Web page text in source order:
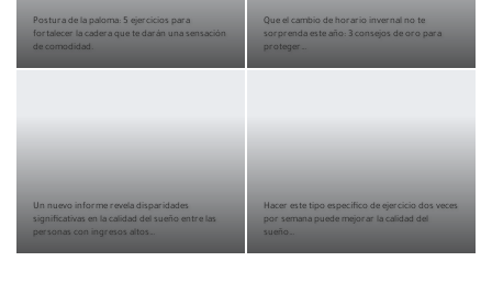
Postura de la paloma: 5 ejercicios para
fortalecer la cadera que te darán una sensación
de comodidad.
Que el cambio de horario invernal no te
sorprenda este año: 3 consejos de oro para
proteger…
Un nuevo informe revela disparidades
significativas en la calidad del sueño entre las
personas con ingresos altos…
Hacer este tipo específico de ejercicio dos veces
por semana puede mejorar la calidad del
sueño…